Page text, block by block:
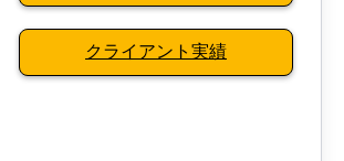
クライアント実績